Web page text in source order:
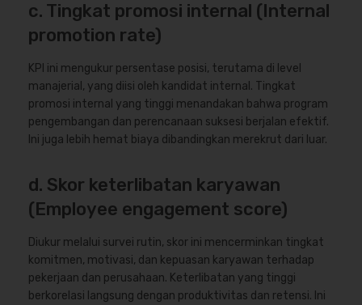
c. Tingkat promosi internal (Internal
promotion rate)
KPI ini mengukur persentase posisi, terutama di level
manajerial, yang diisi oleh kandidat internal. Tingkat
promosi internal yang tinggi menandakan bahwa program
pengembangan dan perencanaan suksesi berjalan efektif.
Ini juga lebih hemat biaya dibandingkan merekrut dari luar.
d. Skor keterlibatan karyawan
(Employee engagement score)
Diukur melalui survei rutin, skor ini mencerminkan tingkat
komitmen, motivasi, dan kepuasan karyawan terhadap
pekerjaan dan perusahaan. Keterlibatan yang tinggi
berkorelasi langsung dengan produktivitas dan retensi. Ini